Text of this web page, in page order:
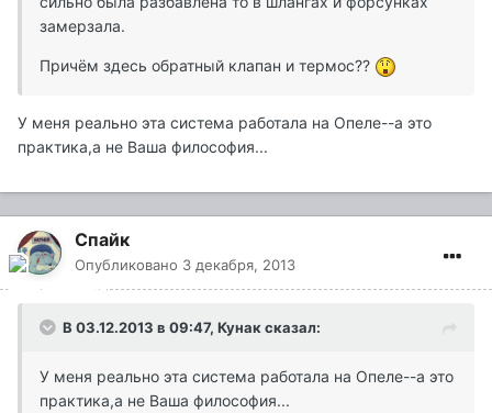
замерзала.
Причём здесь обратный клапан и термос??
У меня реально эта система работала на Опеле--а это
практика,а не Ваша философия...
Спайк
Опубликовано 3 декабря, 2013
В 03.12.2013 в 09:47, Кунак сказал:
У меня реально эта система работала на Опеле--а это
практика,а не Ваша философия...